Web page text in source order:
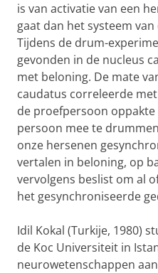
is van activatie van een
gaat dan het systeem
Tijdens de drum-
gevonden in de nucleus
met beloning. De mate
caudatus correleerde
de proefpersoon
persoon mee te
onze hersenen
vertalen in beloning, op
vervolgens beslist om al
het gesynchroniseerde
Idil Kokal (Turkije, 1980)
de Koc Universiteit in
neurowetenschappen